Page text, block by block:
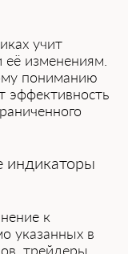
учит
͏изменениям.͏
пониманию
индикаторы
к
указанных в
трейдеры